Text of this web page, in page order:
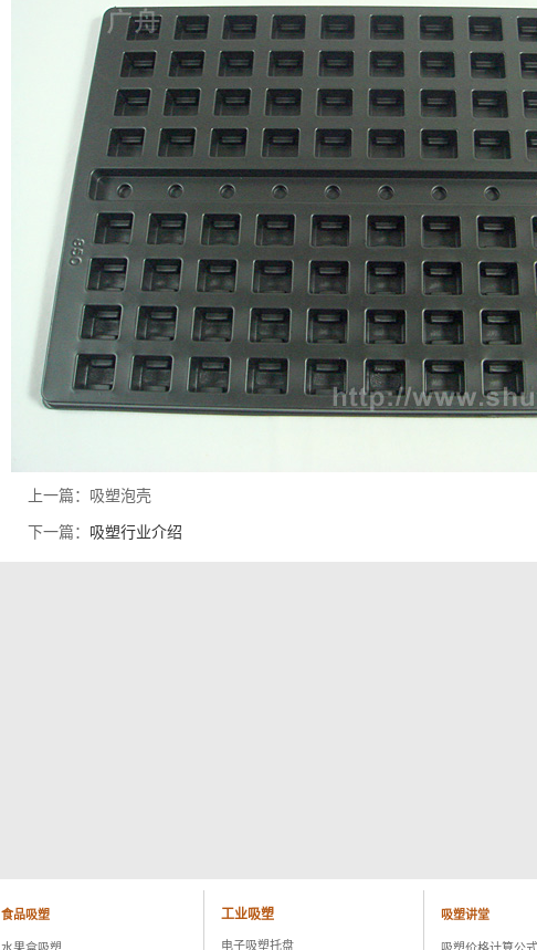
上一篇：吸塑泡壳
下一篇： 吸塑行业介绍
食品吸塑 工业吸塑
电子吸塑托盘
吸塑讲堂